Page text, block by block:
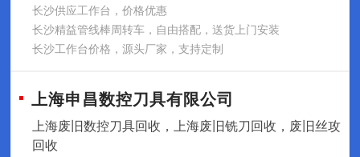
长沙供应工作台，价格优惠
长沙精益管线棒周转车，自由搭配，送货上门安装
长沙工作台价格，源头厂家，支持定制
上海申昌数控刀具有限公司
上海废旧数控刀具回收，上海废旧铣刀回收，废旧丝攻
回收